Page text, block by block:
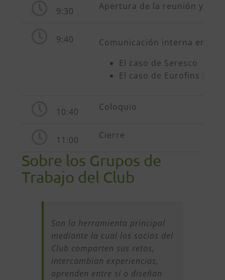
9:30 Apertura de la reunión y
9:40
Comunicación interna
El caso de Seresco
El caso de Eurofins
10:40 Coloquio
11:00 Cierre
Sobre los Grupos de
Trabajo del Club
Son la herramienta principal
mediante la cual los socios del
Club comparten sus retos,
intercambian experiencias,
aprenden entre sí o diseñan